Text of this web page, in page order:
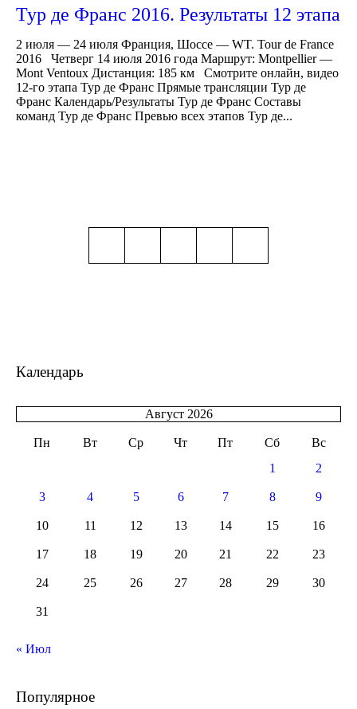
Тур де Франс 2016. Результаты 12 этапа
2 июля — 24 июля Франция, Шоссе — WT. Tour de France
2016 Четверг 14 июля 2016 года Маршрут: Montpellier —
Mont Ventoux Дистанция: 185 км Смотрите онлайн, видео
12-го этапа Тур де Франс Прямые трансляции Тур де
Франс Календарь/Результаты Тур де Франс Составы
команд Тур де Франс Превью всех этапов Тур де...
Календарь
Август 2026
Пн Вт Ср Чт Пт Сб
Вс
1
2
3 4 5 6 7 8 9
10 11 12 13 14 15 16
17 18 19 20 21 22 23
24 25 26 27 28 29 30
31
« Июл
Популярное